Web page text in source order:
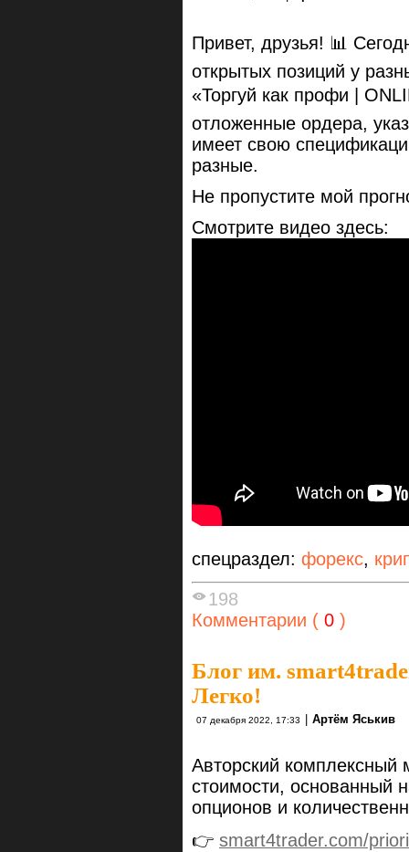
Привет, друзья! 📊
открытых позиций у
«Торгуй как профи |
отложенные ордера,
имеет свою
разные.
Не пропустите мой
Смотрите видео здесь:
спецраздел: форекс,
198
Комментарии ( 0 )
Блог им.
Легко!
07 декабря 2022, 17:33 Артём Яськив
Авторский комплексный
стоимости, основанный
опционов и
👉 smart4trader.com/